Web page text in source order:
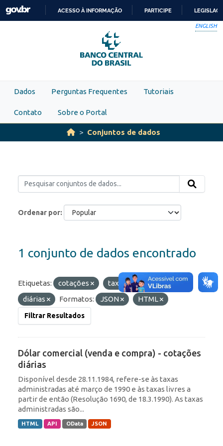
Skip to main content
PARA
O
CONTEÚDO
ACESSO À INFORMAÇÃO PARTICIPE
ENGLISH
Dados Perguntas Frequentes Tutoriais
Contato Sobre o Portal
Conjuntos de dados
Ordenar por
1 conjunto de dados encontrado
Etiquetas: cotações taxas
comercial
diárias
Formatos: JSON HTML
Filtrar Resultados
Dólar comercial (venda e compra) - cotações
diárias
Disponível desde 28.11.1984, refere-se às taxas
administradas até março de 1990 e às taxas livres a
partir de então (Resolução 1690, de 18.3.1990). As taxas
administradas são...
HTML API OData JSON